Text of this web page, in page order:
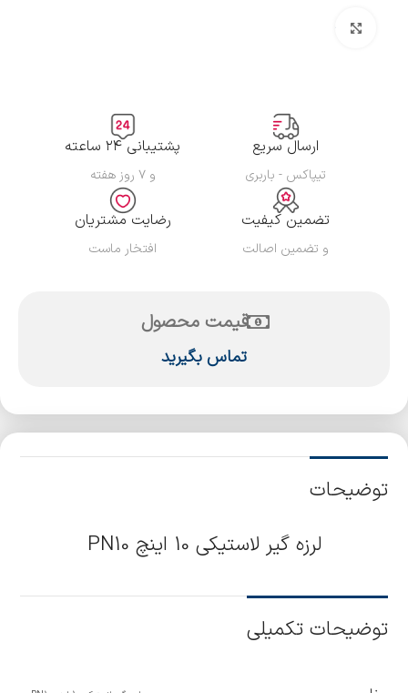
بزرگنمایی تصویر
ارسال سریع
تیپاکس - باربری
پشتیبانی ۲۴ ساعته
و ۷ روز هفته
تضمین کیفیت
و تضمین اصالت
رضایت مشتریان
افتخار ماست
قیمت محصول
تماس بگیرید
توضیحات
لرزه گیر لاستیکی 10 اینچ PN10
توضیحات تکمیلی